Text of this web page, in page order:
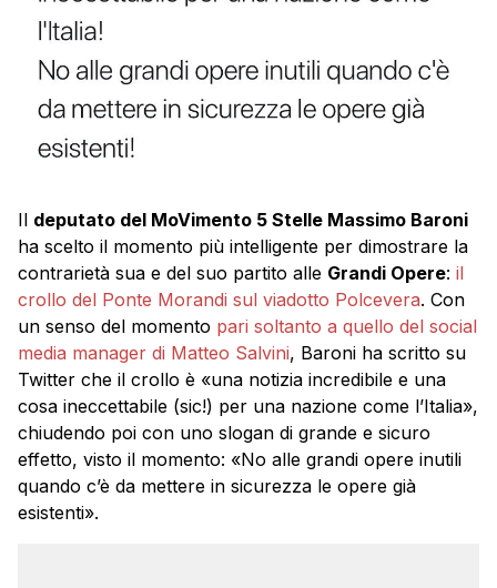
Il deputato del MoVimento 5 Stelle Massimo Baroni
ha scelto il momento più intelligente per dimostrare la
contrarietà sua e del suo partito alle Grandi Opere: il
crollo del Ponte Morandi sul viadotto Polcevera. Con
un senso del momento pari soltanto a quello del social
media manager di Matteo Salvini, Baroni ha scritto su
Twitter che il crollo è «una notizia incredibile e una
cosa ineccettabile (sic!) per una nazione come l’Italia»,
chiudendo poi con uno slogan di grande e sicuro
effetto, visto il momento: «No alle grandi opere inutili
quando c’è da mettere in sicurezza le opere già
esistenti».